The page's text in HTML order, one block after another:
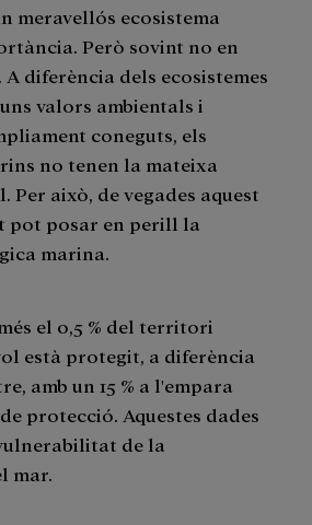
meravellós ecosistema
Però sovint no en
A diferència dels ecosistemes
valors ambientals i
coneguts, els
no tenen la mateixa
Per això, de vegades aquest
pot posar en perill la
marina.
el 0,5 % del territori
està protegit, a diferència
amb un 15 % a l'empara
protecció. Aquestes dades
de la
mar.